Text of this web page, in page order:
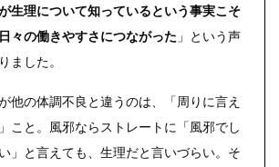
生理について知っているという事実こそ
々の働きやすさにつながった 」という声
ました。
他の体調不良と違うのは、「周りに言え
こと。風邪ならストレートに「風邪でし
」と言えても、生理だと言いづらい。そ